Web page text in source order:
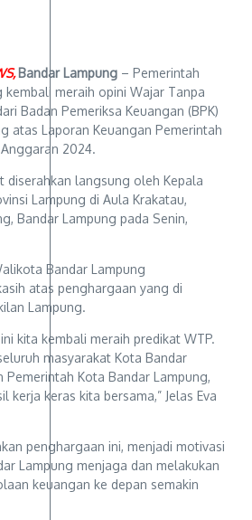
Bandar Lampung – Pemerintah
kembali meraih opini Wajar Tanpa
Badan Pemeriksa Keuangan (BPK)
atas Laporan Keuangan Pemerintah
2024.
diserahkan langsung oleh Kepala
Lampung di Aula Krakatau,
Bandar Lampung pada Senin,
Bandar Lampung
atas penghargaan yang di
Lampung.
kita kembali meraih predikat WTP.
masyarakat Kota Bandar
Pemerintah Kota Bandar Lampung,
kerja keras kita bersama,” Jelas Eva
penghargaan ini, menjadi motivasi
Lampung menjaga dan melakukan
keuangan ke depan semakin